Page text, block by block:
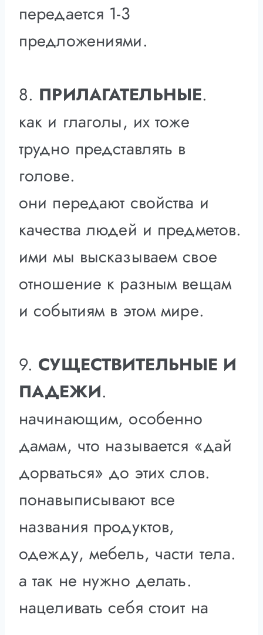
передается 1-3
предложениями.
8. ПРИЛАГАТЕЛЬНЫЕ.
как и глаголы, их тоже
трудно представлять в
голове.
они передают свойства и
качества людей и предметов.
ими мы высказываем свое
отношение к разным вещам
и событиям в этом мире.
9. СУЩЕСТВИТЕЛЬНЫЕ И
ПАДЕЖИ.
начинающим, особенно
дамам, что называется «дай
дорваться» до этих слов.
понавыписывают все
названия продуктов,
одежду, мебель, части тела.
а так не нужно делать.
нацеливать себя стоит на